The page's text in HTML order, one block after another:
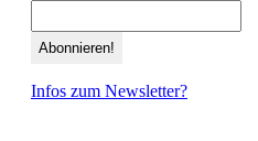
Infos zum Newsletter?